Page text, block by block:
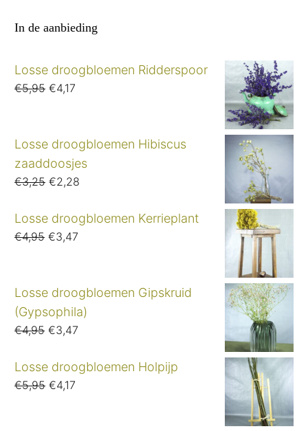
In de aanbieding
Losse droogbloemen Ridderspoor
€5,95 Oorspronkelijke
€5,95.
€4,17
€4,17.
Losse droogbloemen Hibiscus
zaaddoosjes
€3,25 Oorspronkelijke
was:
€3,25.
€2,28
is:
Losse droogbloemen Kerrieplant
€4,95 Oorspronkelijke
€4,95.
€3,47
€3,47.
Losse droogbloemen Gipskruid
(Gypsophila)
€4,95 Oorspronkelijke
was:
€4,95.
€3,47
is:
Losse droogbloemen Holpijp
€5,95 Oorspronkelijke
€4,17